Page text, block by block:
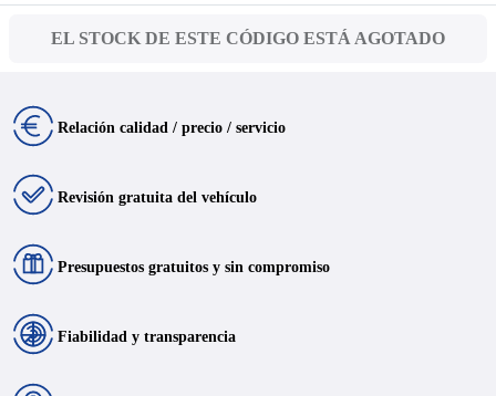
EL STOCK DE ESTE CÓDIGO ESTÁ AGOTADO
Relación calidad / precio / servicio
Revisión gratuita del vehículo
Presupuestos gratuitos y sin compromiso
Fiabilidad y transparencia